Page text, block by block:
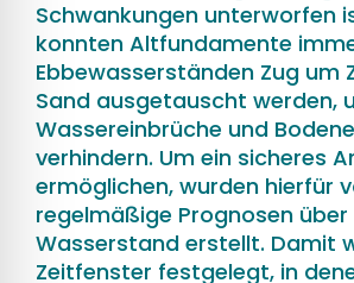
Schwankungen unterworfen
konnten Altfundamente
Ebbewasserständen Zug um
Sand ausgetauscht werden,
Wassereinbrüche und
verhindern. Um ein sicheres
ermöglichen, wurden hierfür
regelmäßige Prognosen über
Wasserstand erstellt. Damit
Zeitfenster festgelegt, in